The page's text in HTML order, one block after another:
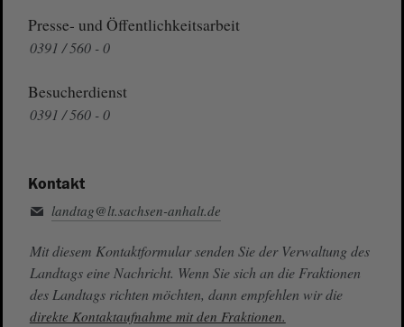
Presse- und Öffentlichkeitsarbeit
0391 / 560 - 0
Besucherdienst
0391 / 560 - 0
Kontakt
landtag@lt.sachsen-anhalt.de
Mit diesem Kontaktformular senden Sie der Verwaltung des
Landtags eine Nachricht. Wenn Sie sich an die Fraktionen
des Landtags richten möchten, dann empfehlen wir die
direkte Kontaktaufnahme mit den Fraktionen.